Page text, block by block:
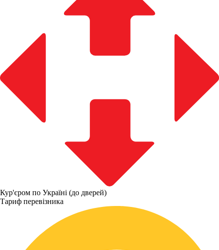
Кур'єром по Україні (до дверей)
Тариф перевізника